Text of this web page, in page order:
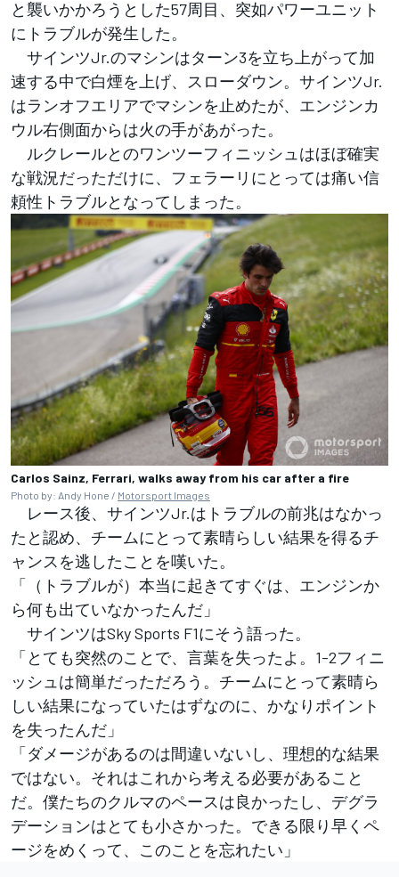
と襲いかかろうとした57周目、突如パワーユニット
にトラブルが発生した。
サインツJr.のマシンはターン3を立ち上がって加
速する中で白煙を上げ、スローダウン。サインツJr.
はランオフエリアでマシンを止めたが、エンジンカ
ウル右側面からは火の手があがった。
ルクレールとのワンツーフィニッシュはほぼ確実
な戦況だっただけに、フェラーリにとっては痛い信
頼性トラブルとなってしまった。
Carlos Sainz, Ferrari, walks away from his car after a fire
Photo by: Andy Hone / Motorsport Images
レース後、サインツJr.はトラブルの前兆はなかっ
たと認め、チームにとって素晴らしい結果を得るチ
ャンスを逃したことを嘆いた。
「（トラブルが）本当に起きてすぐは、エンジンか
ら何も出ていなかったんだ」
サインツはSky Sports F1にそう語った。
「とても突然のことで、言葉を失ったよ。1-2フィニ
ッシュは簡単だっただろう。チームにとって素晴ら
しい結果になっていたはずなのに、かなりポイント
を失ったんだ」
「ダメージがあるのは間違いないし、理想的な結果
ではない。それはこれから考える必要があること
だ。僕たちのクルマのペースは良かったし、デグラ
デーションはとても小さかった。できる限り早くペ
ージをめくって、このことを忘れたい」